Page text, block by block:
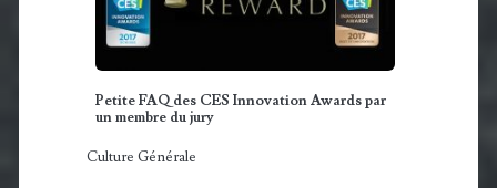
Petite FAQ des CES Innovation Awards par
un membre du jury
Culture Générale